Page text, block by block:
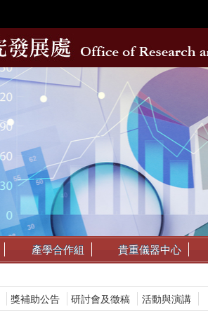
產學合作組 貴重儀器中心
獎補助公告 研討會及徵稿 活動與演講